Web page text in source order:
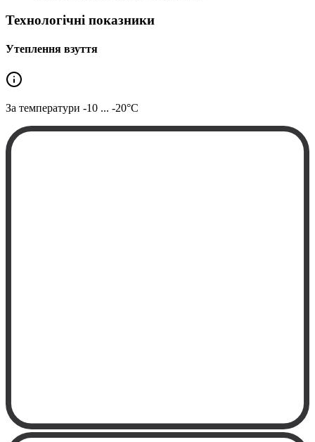
Технологічні показники
Утеплення взуття
За температури -10 ... -20°C